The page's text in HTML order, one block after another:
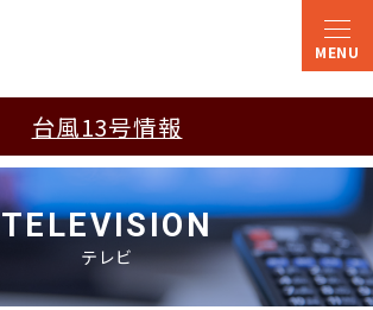
台風13号情報
TELEVISION
テレビ